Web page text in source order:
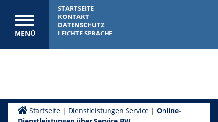
MENÜ
STARTSEITE
KONTAKT
DATENSCHUTZ
LEICHTE SPRACHE
Startseite| Dienstleistungen Service| Online-